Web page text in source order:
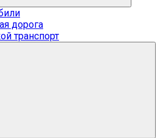
дорога
транспорт